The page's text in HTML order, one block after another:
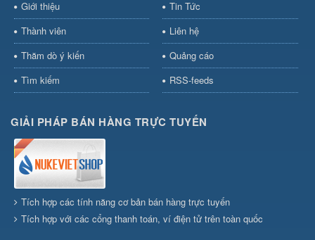
Giới thiệu
Tin Tức
Thành viên
Liên hệ
Thăm dò ý kiến
Quảng cáo
Tìm kiếm
RSS-feeds
GIẢI PHÁP BÁN HÀNG TRỰC TUYẾN
Tích hợp các tính năng cơ bản bán hàng trực tuyến
Tích hợp với các cổng thanh toán, ví điện tử trên toàn quốc